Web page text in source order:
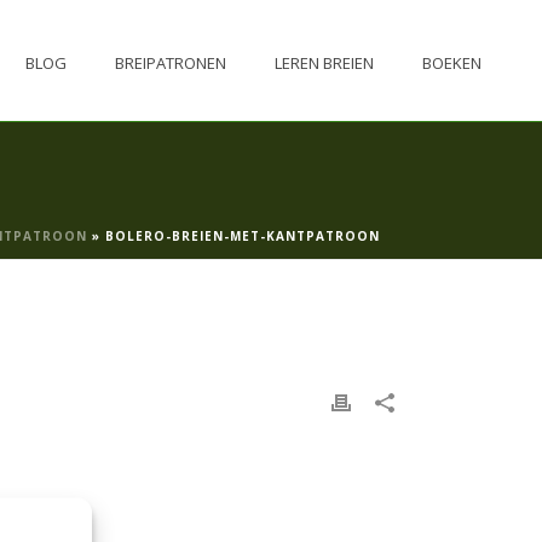
BLOG BREIPATRONEN LEREN BREIEN BOEKEN
» BOLERO-BREIEN-MET-KANTPATROON